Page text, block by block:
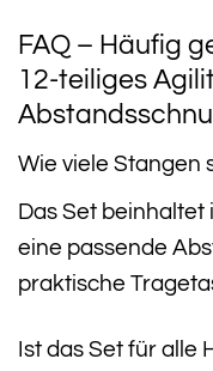
FAQ – Häufig
12-teiliges
Wie viele Stangen
Das Set beinhaltet
eine passende
praktische
Ist das Set für alle